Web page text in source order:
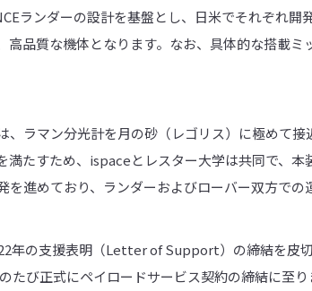
ランダーの設計を基盤とし、日米でそれぞれ開
高品質な機体となります。なお、具体的な搭載
、ラマン分光計を月の砂（レゴリス）に極めて
満たすため、ispaceとレスター大学は共同で、本
進めており、ランダーおよびローバー双方での
年の支援表明（Letter of Support）の締結を皮
たび正式にペイロードサービス契約の締結に至り